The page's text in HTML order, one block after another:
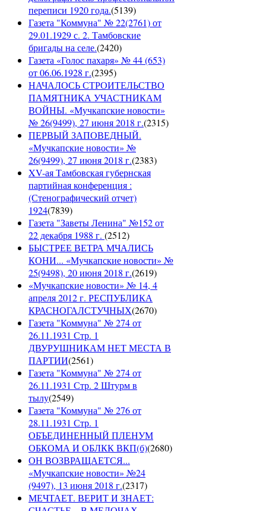
переписи 1920 года.(5139)
Газета "Коммуна" № 22(2761) от
29.01.1929 с. 2. Тамбовские
бригады на селе.(2420)
Газета «Голос пахаря» № 44 (653)
от 06.06.1928 г.(2395)
НАЧАЛОСЬ СТРОИТЕЛЬСТВО
ПАМЯТНИКА УЧАСТНИКАМ
ВОЙНЫ. «Мучкапские новости»
№ 26(9499), 27 июня 2018 г.(2315)
ПЕРВЫЙ ЗАПОВЕДНЫЙ.
«Мучкапские новости» №
26(9499), 27 июня 2018 г.(2383)
XV-ая Тамбовская губернская
партийная конференция :
(Стенографический отчет)
1924(7839)
Газета "Заветы Ленина" №152 от
22 декабря 1988 г. (2512)
БЫСТРЕЕ ВЕТРА МЧАЛИСЬ
КОНИ... «Мучкапские новости» №
25(9498), 20 июня 2018 г.(2619)
«Мучкапские новости» № 14, 4
апреля 2012 г. РЕСПУБЛИКА
КРАСНОГАЛСТУЧНЫХ(2670)
Газета "Коммуна" № 274 от
26.11.1931 Стр. 1
ДВУРУШНИКАМ НЕТ МЕСТА В
ПАРТИИ(2561)
Газета "Коммуна" № 274 от
26.11.1931 Стр. 2 Штурм в
тылу(2549)
Газета "Коммуна" № 276 от
28.11.1931 Стр. 1
ОБЪЕДИНЕННЫЙ ПЛЕНУМ
ОБКОМА И ОБЛКК ВКП(б)(2680)
ОН ВОЗВРАЩАЕТСЯ...
«Мучкапские новости» №24
(9497), 13 июня 2018 г.(2317)
МЕЧТАЕТ. ВЕРИТ И ЗНАЕТ: